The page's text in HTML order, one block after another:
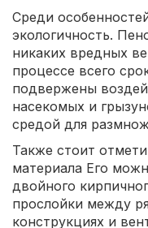
Среди
экологичность.
никаких вредных
процессе всего
подвержены
насекомых и
средой для
Также стоит
материала Его
двойного
прослойки между
конструкциях и